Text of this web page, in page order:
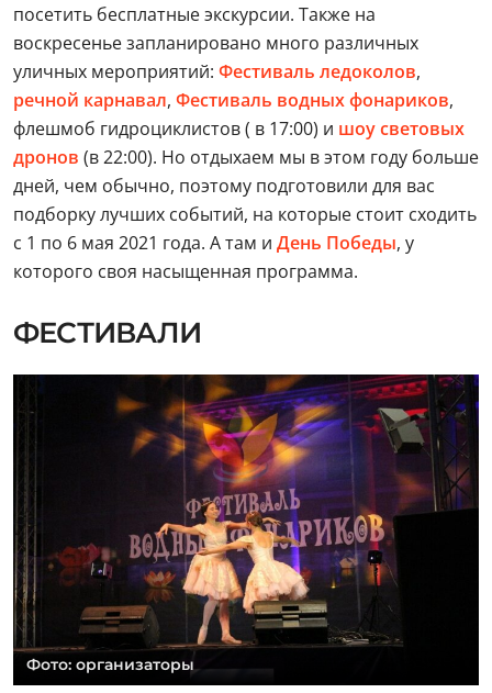
посетить бесплатные экскурсии. Также на
воскресенье запланировано много различных
уличных мероприятий: Фестиваль ледоколов,
речной карнавал, Фестиваль водных фонариков,
флешмоб гидроциклистов ( в 17:00) и шоу световых
дронов (в 22:00). Но отдыхаем мы в этом году больше
дней, чем обычно, поэтому подготовили для вас
подборку лучших событий, на которые стоит сходить
с 1 по 6 мая 2021 года. А там и День Победы, у
которого своя насыщенная программа.
ФЕСТИВАЛИ
Фото: организаторы